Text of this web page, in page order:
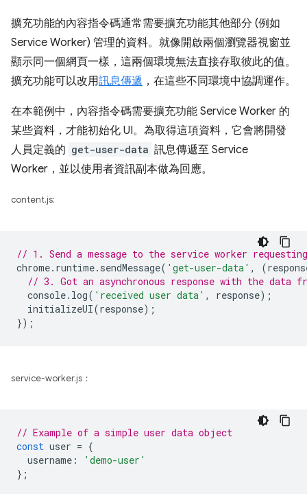
擴充功能的內容指令碼通常需要擴充功能其他部分 (例如
Service Worker) 管理的資料。就像開啟兩個瀏覽器視窗並
顯示同一個網頁一樣，這兩個環境無法直接存取彼此的值。
擴充功能可以改用訊息傳遞 ，在這些不同環境中協調運作。
在本範例中，內容指令碼需要擴充功能 Service Worker 的
某些資料，才能初始化 UI。為取得這項資料，它會將開發
人員定義的 get-user-data 訊息傳遞至 Service
Worker，並以使用者資訊副本做為回應。
content.js:
// 1. Send a message to the service worker
chrome. runtime. sendMessage( 'get-user-data' , (
// 3. Got an asynchronous response with the data
console. log( 'received user data' , response);
initializeUI(response);
});
service-worker.js：
// Example of a simple user data object
const user = {
username :
'demo-user'
};